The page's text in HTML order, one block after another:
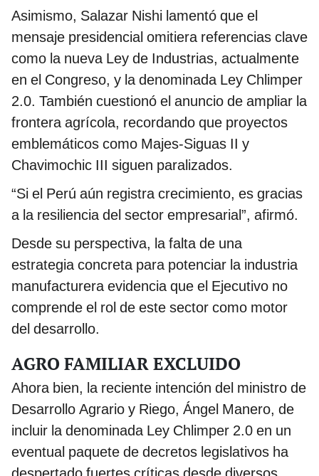
Asimismo, Salazar Nishi lamentó que el
mensaje presidencial omitiera referencias clave
como la nueva Ley de Industrias, actualmente
en el Congreso, y la denominada Ley Chlimper
2.0. También cuestionó el anuncio de ampliar la
frontera agrícola, recordando que proyectos
emblemáticos como Majes-Siguas II y
Chavimochic III siguen paralizados.
“Si el Perú aún registra crecimiento, es gracias
a la resiliencia del sector empresarial”, afirmó.
Desde su perspectiva, la falta de una
estrategia concreta para potenciar la industria
manufacturera evidencia que el Ejecutivo no
comprende el rol de este sector como motor
del desarrollo.
AGRO FAMILIAR EXCLUIDO
Ahora bien, la reciente intención del ministro de
Desarrollo Agrario y Riego, Ángel Manero, de
incluir la denominada Ley Chlimper 2.0 en un
eventual paquete de decretos legislativos ha